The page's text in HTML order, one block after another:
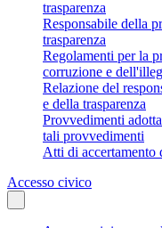
trasparenza
Responsabile della
trasparenza
Regolamenti per la
corruzione e
Relazione del
e della trasparenza
Provvedimenti
tali provvedimenti
Atti di accertamento
Accesso civico